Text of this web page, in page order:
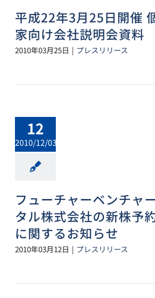
平成22年3月25日開催
家向け会社説明会資料
2010年03月25日 | プレスリリース
12
2010/12/03
フューチャーベンチャ
タル株式会社の新株予
に関するお知らせ
2010年03月12日 | プレスリリース